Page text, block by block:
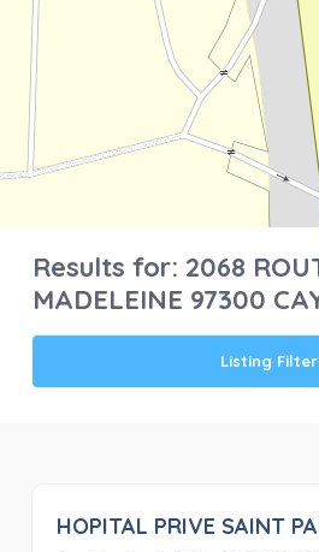
Results for: 2068
MADELEINE 97300
Listing
HOPITAL PRIVE SAINT